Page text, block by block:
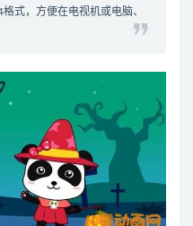
式，方便在电视机或电脑、